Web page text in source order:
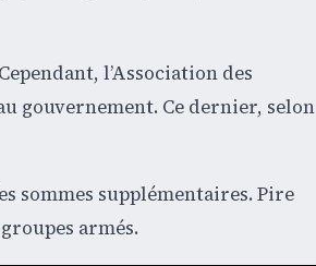
l’Association des
gouvernement. Ce dernier, selon
sommes supplémentaires. Pire
armés.